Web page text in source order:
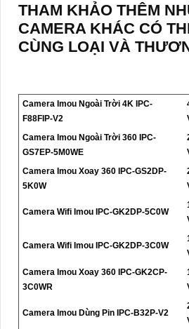
THAM KHẢO THÊM
CAMERA KHÁC CÓ
CÙNG LOẠI VÀ
Camera Imou Ngoài Trời 4K IPC-
F88FIP-V2
Camera Imou Ngoài Trời 360 IPC-
GS7EP-5M0WE
Camera Imou Xoay 360 IPC-GS2DP-
5K0W
Camera Wifi Imou IPC-GK2DP-5C0W
Camera Wifi Imou IPC-GK2DP-3C0W
Camera Imou Xoay 360 IPC-GK2CP-
3C0WR
Camera Imou Dùng Pin IPC-B32P-V2